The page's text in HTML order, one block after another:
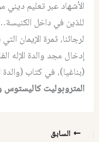
الأشهاد عبر تعليم ديني
للذين في داخل
لرجائنا، ثمرة الإيمان
إدخال مجد والدة الإله
(بناغيا)، في كتاب (والدة
المتروبوليت كاليستوس
السابق